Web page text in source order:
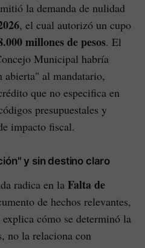
la demanda de nulidad
, el cual autorizó un cupo
millones de pesos. El
Municipal habría
abierta" al mandatario,
que no especifica en
presupuestales y
impacto fiscal.
y sin destino claro
radica en la Falta de
de hechos relevantes,
cómo se determinó la
no la relaciona con